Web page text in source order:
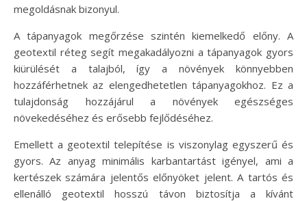
megoldásnak bizonyul.
A tápanyagok megőrzése szintén kiemelkedő előny. A
geotextil réteg segít megakadályozni a tápanyagok gyors
kiürülését a talajból, így a növények könnyebben
hozzáférhetnek az elengedhetetlen tápanyagokhoz. Ez a
tulajdonság hozzájárul a növények egészséges
növekedéséhez és erősebb fejlődéséhez.
Emellett a geotextil telepítése is viszonylag egyszerű és
gyors. Az anyag minimális karbantartást igényel, ami a
kertészek számára jelentős előnyöket jelent. A tartós és
ellenálló geotextil hosszú távon biztosítja a kívánt